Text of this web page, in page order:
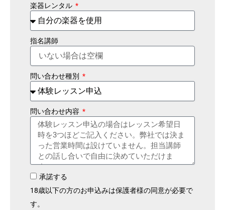
楽器レンタル
指名講師
問い合わせ種別
問い合わせ内容
承諾する
18歳以下の方のお申込みは保護者様の同意が必要で
す。